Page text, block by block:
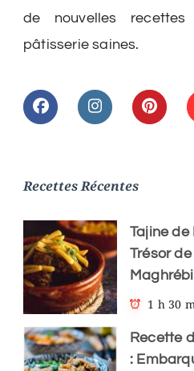
de nouvelles
pâtisserie saines.
Recettes Récentes
Tajine de
Trésor
1 h 30
Recette
: